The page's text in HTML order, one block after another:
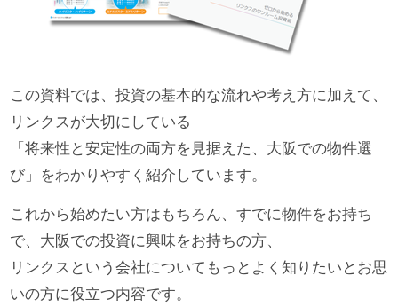
この資料では、投資の基本的な流れや考え方に加えて、
リンクスが大切にしている
「将来性と安定性の両方を見据えた、大阪での物件選
び」をわかりやすく紹介しています。
これから始めたい方はもちろん、すでに物件をお持ち
で、大阪での投資に興味をお持ちの方、
リンクスという会社についてもっとよく知りたいとお思
いの方に役立つ内容です。